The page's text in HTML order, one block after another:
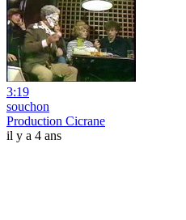
3:19
souchon
Production Cicrane
il y a 4 ans